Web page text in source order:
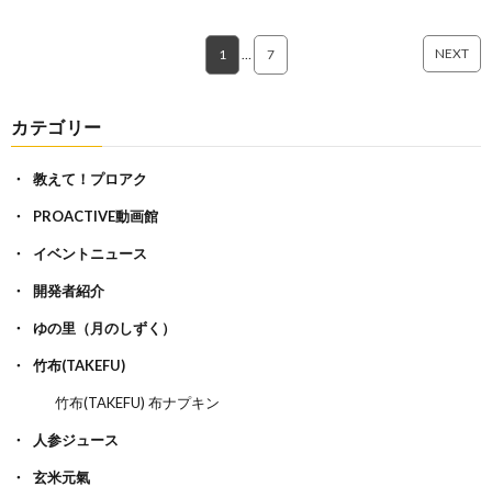
1 7 NEXT
カテゴリー
教えて！プロアク
PROACTIVE動画館
イベントニュース
開発者紹介
ゆの里（月のしずく）
竹布(TAKEFU)
竹布(TAKEFU) 布ナプキン
人参ジュース
玄米元氣